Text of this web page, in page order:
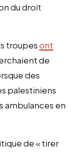
du droit
troupesont
de
des
palestiniens
ambulances en
de « tirer